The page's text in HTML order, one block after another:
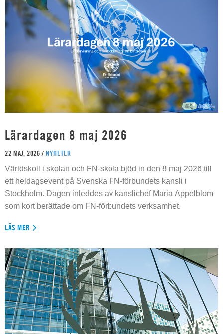
Lärardagen 8 maj 2026
22 MAJ, 2026 / NYHETER
Världskoll i skolan och FN-skola bjöd in den 8 maj 2026 till
ett heldagsevent på Svenska FN-förbundets kansli i
Stockholm. Dagen inleddes av kanslichef Maria Appelblom
som kort berättade om FN-förbundets verksamhet.
LÄS MER